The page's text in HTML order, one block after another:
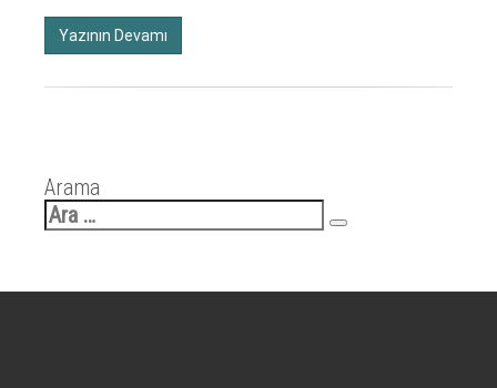
Yazının Devamı
Arama
Arama: